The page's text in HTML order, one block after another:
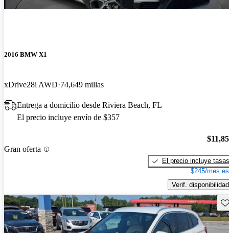
2016 BMW X1
xDrive28i AWD 74,649 millas
Entrega a domicilio desde Riviera Beach, FL
El precio incluye envío de $357
Gran oferta
El precio incluye tasas
$245/mes
Verif. disponibilidad